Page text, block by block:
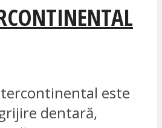
este
dentară,